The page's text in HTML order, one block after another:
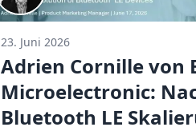
23. Juni 2026
Adrien Cornille von
Microelectronic:
Bluetooth LE